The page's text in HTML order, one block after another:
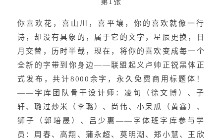
你喜欢花，喜山川，喜平壤，你的喜欢就像一行
诗，却没有具象的，属于它的文字，星辰更换，日
月交替，历时半载，现在，将你的喜欢变成每一个
全新的字带到你身边——联盟起义卢帅正锐黑体正
式发布，共计8000余字，永久免费商用标题体！
——字库团队骨干设计师：凌旬（徐文博）、子
轩、璐过炒米（李璐）、尚伟、小呆瓜（黄鑫）、
狮子（郭培晟）、吕少惠——字体班字库参与学
员：周春、高翔、蒲永超、莫明潮、郑小慧、王欣